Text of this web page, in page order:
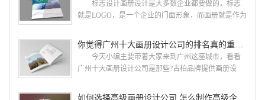
计 广州古柏品牌设计有限公司成立于2004年，是
国网络应用的现状和趋势有很深的...
标志设计画册设计是大多数企业都要做的，标志
就是LOGO，是一个企业的门面形象，而画册就是作为
设计画册设计两个都是不能缺少的。标志设计画册设
计 简练、概括、完美!即要成功到几乎找不至更好
的替代方案的程度是我们的目标，其难度比之其它任
用目的、适用范畴并深刻...
你觉得广州十大画册设计公司的排名真的重要吗？
今天小编主要带着大家来到广州这座城市，看看
广州十大画册设计公司是那些?古柏品牌提供画册设
计经验,服务过3000多家的广州集团/单位/产品/目录画
如何选择高级画册设计公司 怎么制作高级企业画册